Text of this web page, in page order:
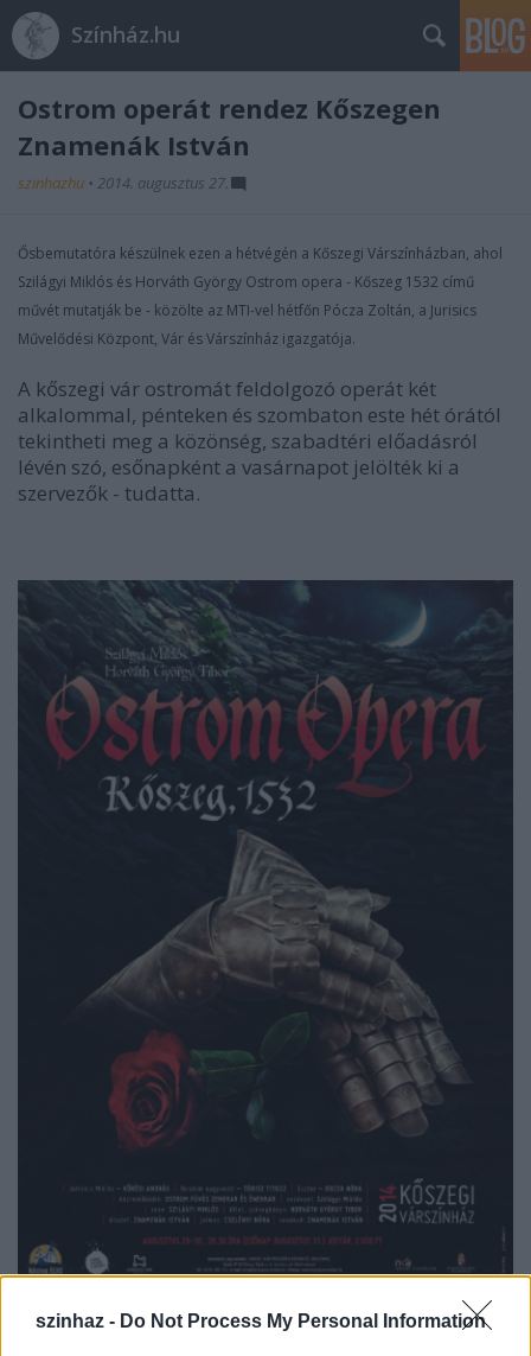
szinhaz - Do Not Process My Personal Information
Színház.hu
Ostrom operát rendez Kőszegen
Znamenák István
szinhazhu • 2014. augusztus 27.
Ősbemutatóra készülnek ezen a hétvégén a Kőszegi Várszínházban, ahol
Szilágyi Miklós és Horváth György Ostrom opera - Kőszeg 1532 című
művét mutatják be - közölte az MTI-vel hétfőn Pócza Zoltán, a Jurisics
Művelődési Központ, Vár és Várszínház igazgatója.
A kőszegi vár ostromát feldolgozó operát két
alkalommal, pénteken és szombaton este hét órától
tekintheti meg a közönség, szabadtéri előadásról
lévén szó, esőnapként a vasárnapot jelölték ki a
szervezők - tudatta.